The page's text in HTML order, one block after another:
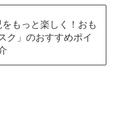
もっと楽しく！おも
ク」のおすすめポイ